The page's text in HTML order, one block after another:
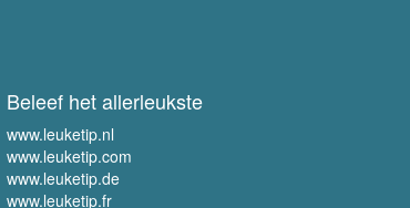
Beleef het allerleukste
www.leuketip.nl
www.leuketip.com
www.leuketip.de
www.leuketip.fr